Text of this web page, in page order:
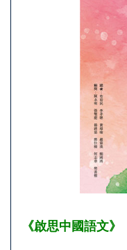
《啟思中國語文》